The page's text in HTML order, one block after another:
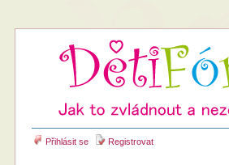
Přihlásit se Registrovat